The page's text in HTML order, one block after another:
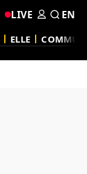
ELLE
LIVE EN